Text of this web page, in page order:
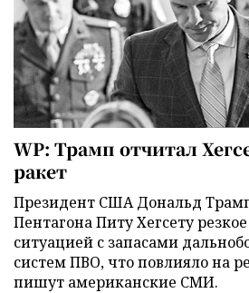
WP: Трамп отчитал
ракет
Президент США Дональд
Пентагона Питу Хегсету
ситуацией с запасами
систем ПВО, что повлияло на
пишут американские СМИ.